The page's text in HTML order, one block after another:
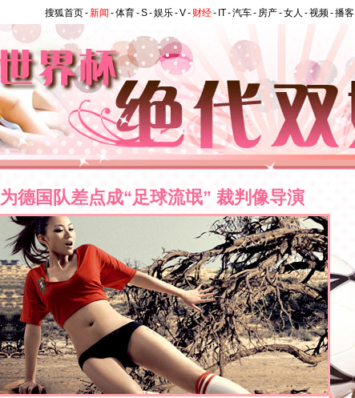
搜狐首页-新闻 -体育-S-娱乐-V- 财经- IT-汽车- 房产-女人 -视频-播客
为德国队差点成“足球流氓” 裁判像导演